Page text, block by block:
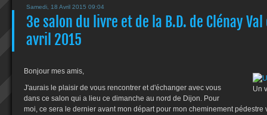
Samedi, 18 Avril 2015 09:04
3e salon du livre et de la B.D. de Clénay
avril 2015
Un
Bonjour mes amis,
J'aurais le plaisir de vous rencontrer et d'échanger avec vous
dans ce salon qui a lieu ce dimanche au nord de Dijon. Pour
moi, ce sera le dernier avant mon départ pour mon cheminement pédestre